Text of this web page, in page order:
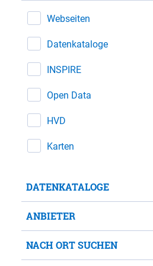
Webseiten
Datenkataloge
INSPIRE
Open Data
HVD
Karten
DATENKATALOGE
ANBIETER
NACH ORT SUCHEN